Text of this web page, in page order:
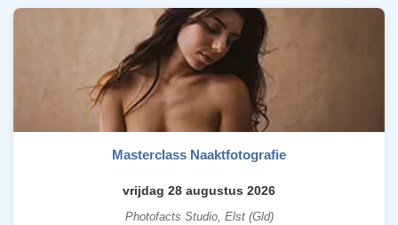
Masterclass Naaktfotografie
vrijdag 28 augustus 2026
Photofacts Studio, Elst (Gld)